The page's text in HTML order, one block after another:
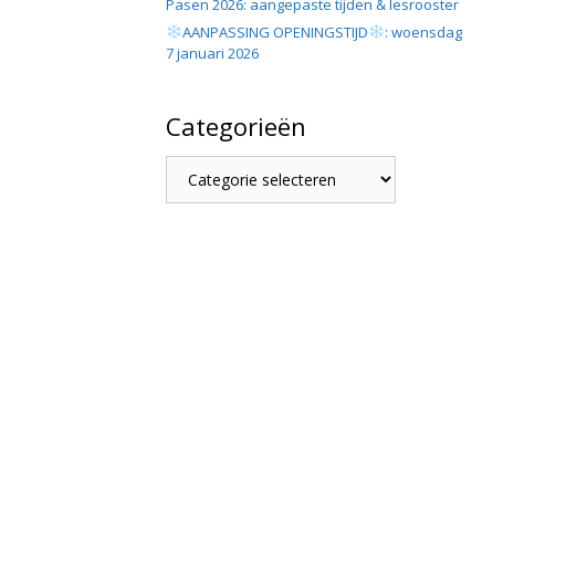
AANPASSING OPENINGSTIJD
: woensdag
7 januari 2026
Categorieën